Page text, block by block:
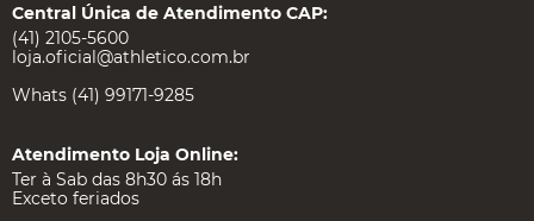
Central Única de Atendimento CAP:
(41) 2105-5600
loja.oficial@athletico.com.br
Whats (41) 99171-9285
Atendimento Loja Online:
Ter à Sab das 8h30 ás 18h
Exceto feriados